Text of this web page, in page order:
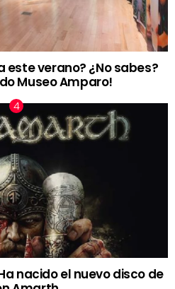
este verano? ¿No sabes?
Museo Amparo!
nacido el nuevo disco de